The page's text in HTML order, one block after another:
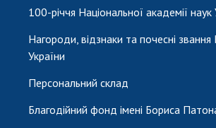
100-річчя Національної академії наук
Нагороди, відзнаки та почесні
України
Персональний склад
Благодійний фонд імені Бориса